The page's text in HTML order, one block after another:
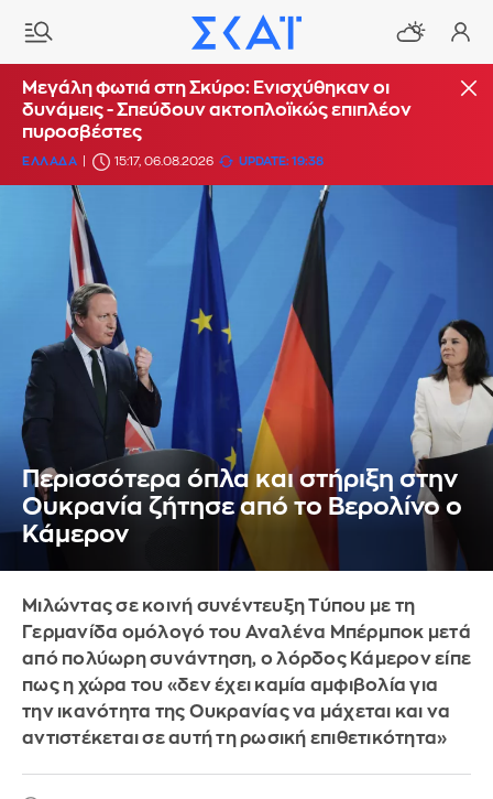
Μεγάλη φωτιά στη Σκύρο: Ενισχύθηκαν οι
δυνάμεις - Σπεύδουν ακτοπλοϊκώς επιπλέον
πυροσβέστες
ΕΛΛΑΔΑ 15:17, 06.08.2026 UPDATE: 19:38
Περισσότερα όπλα και στήριξη στην
Ουκρανία ζήτησε από το Βερολίνο ο
Κάμερον
Μιλώντας σε κοινή συνέντευξη Τύπου με τη
Γερμανίδα ομόλογό του Αναλένα Μπέρμποκ μετά
από πολύωρη συνάντηση, ο λόρδος Κάμερον είπε
πως η χώρα του «δεν έχει καμία αμφιβολία για
την ικανότητα της Ουκρανίας να μάχεται και να
αντιστέκεται σε αυτή τη ρωσική επιθετικότητα»